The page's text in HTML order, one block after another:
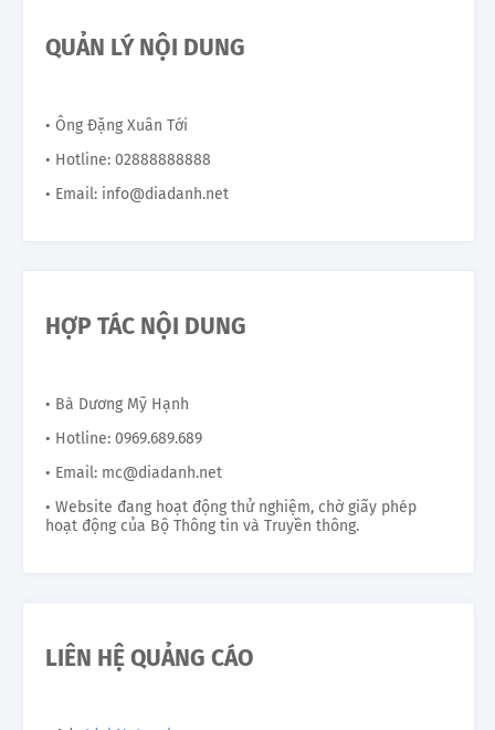
QUẢN LÝ NỘI DUNG
• Ông Đặng Xuân Tới
• Hotline: 02888888888
• Email: info@diadanh.net
HỢP TÁC NỘI DUNG
• Bà Dương Mỹ Hạnh
• Hotline: 0969.689.689
• Email: mc@diadanh.net
• Website đang hoạt động thử nghiệm, chờ giấy phép
hoạt động của Bộ Thông tin và Truyền thông.
LIÊN HỆ QUẢNG CÁO